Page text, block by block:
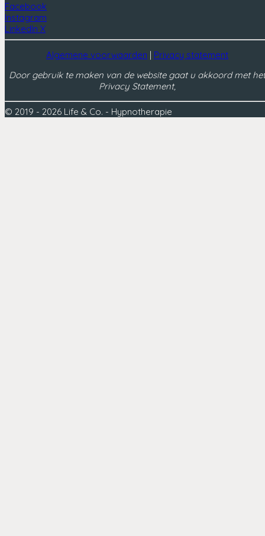
Facebook
Instagram
LinkedIn X
Algemene voorwaarden | Privacy statement
Door gebruik te maken van de website gaat u akkoord met het
Privacy Statement,
© 2019 - 2026 Life & Co. - Hypnotherapie